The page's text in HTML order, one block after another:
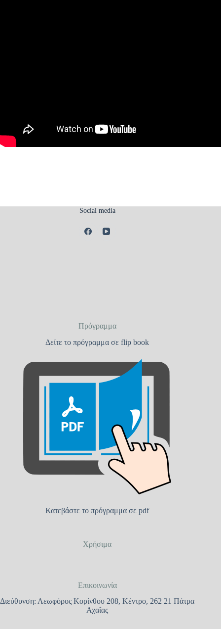
Social media
Πρόγραμμα
Δείτε το πρόγραμμα σε flip book
Κατεβάστε το πρόγραμμα σε pdf
Χρήσιμα
Επικοινωνία
Διεύθυνση: Λεωφόρος Κορίνθου 208, Κέντρο, 262 21 Πάτρα
Αχαΐας